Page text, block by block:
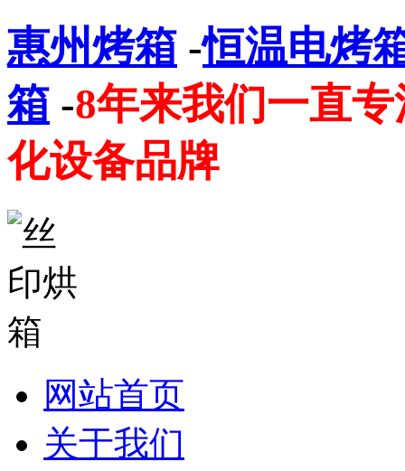
惠州烤箱 -恒温电烤
箱 -8年来我们一直
化设备品牌
网站首页
关于我们